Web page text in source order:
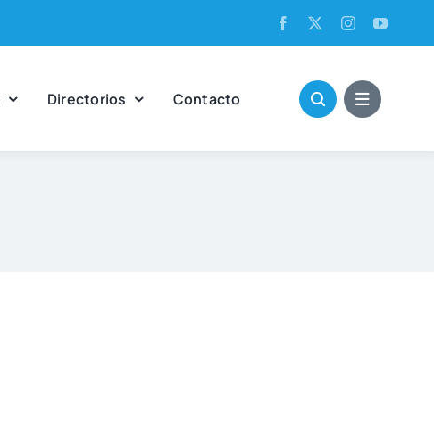
Direc­to­rios Con­tac­to